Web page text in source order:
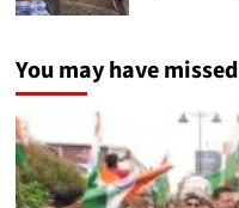
You may have missed